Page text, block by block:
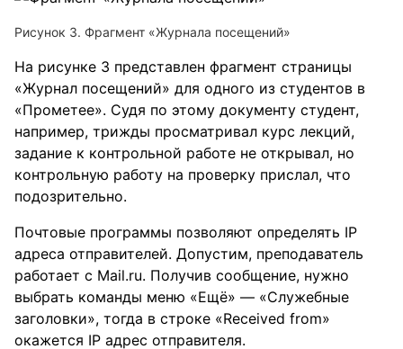
Рисунок 3. Фрагмент «Журнала посещений»
На рисунке 3 представлен фрагмент страницы
«Журнал посещений» для одного из студентов в
«Прометее». Судя по этому документу студент,
например, трижды просматривал курс лекций,
задание к контрольной работе не открывал, но
контрольную работу на проверку прислал, что
подозрительно.
Почтовые программы позволяют определять IP
адреса отправителей. Допустим, преподаватель
работает с Mail.ru. Получив сообщение, нужно
выбрать команды меню «Ещё» — «Служебные
заголовки», тогда в строке «Received from»
окажется IP адрес отправителя.